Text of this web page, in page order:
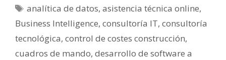
analítica de datos,asistencia técnica online,
Business Intelligence, consultoría IT, consultoría
tecnológica, control de costes construcción,
cuadros de mando, desarrollo de software a